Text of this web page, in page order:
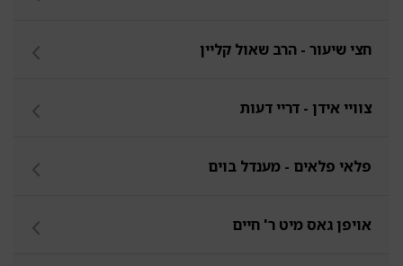
חצי שיעור - הרב שאול קליין
צוויי אידן - דריי דעות
פלאי פלאים - מענדל בוים
אויפן גאס מיט ר' חיים